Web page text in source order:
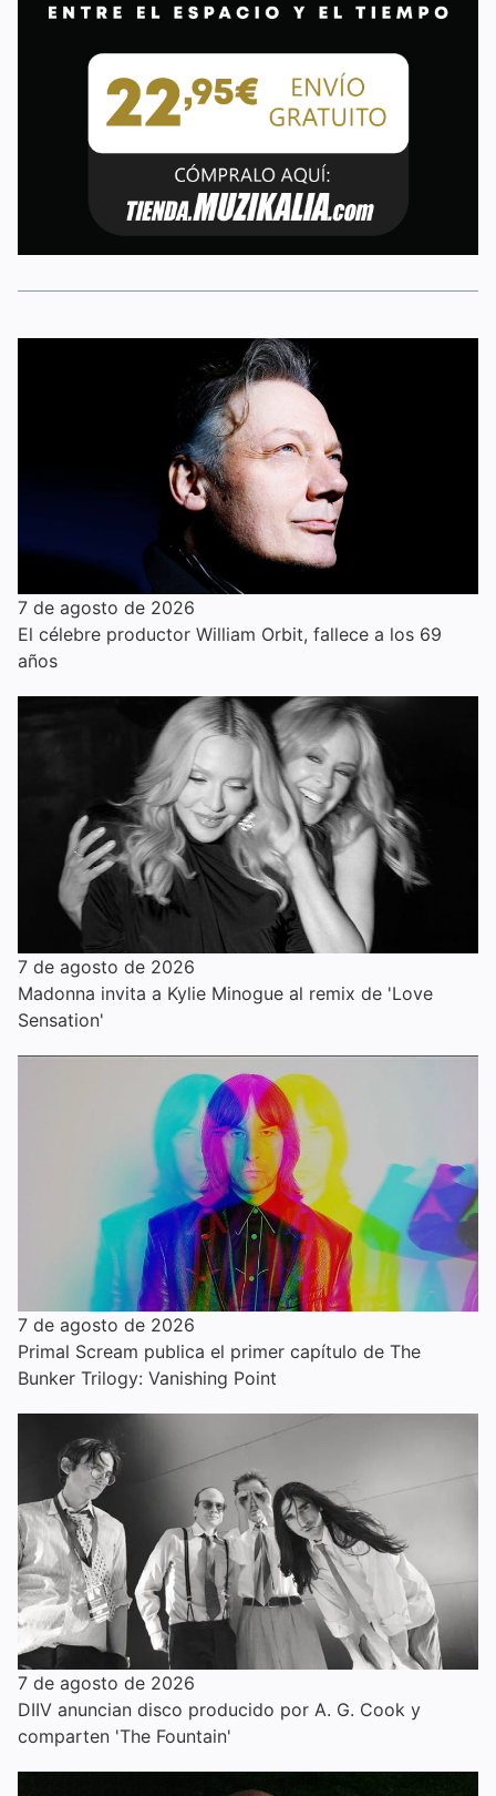
7 de agosto de 2026
El célebre productor William Orbit, fallece a los 69
años
7 de agosto de 2026
Madonna invita a Kylie Minogue al remix de 'Love
Sensation'
7 de agosto de 2026
Primal Scream publica el primer capítulo de The
Bunker Trilogy: Vanishing Point
7 de agosto de 2026
DIIV anuncian disco producido por A. G. Cook y
comparten 'The Fountain'